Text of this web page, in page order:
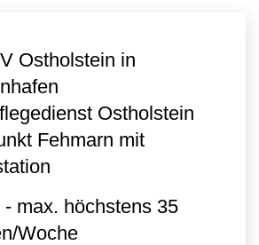
Ostholstein in
Ostholstein
Fehmarn mit
- max. höchstens 35
Woche